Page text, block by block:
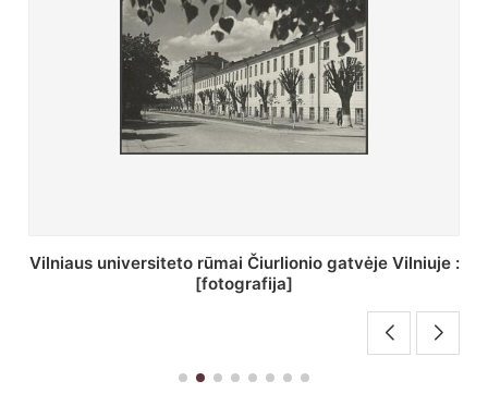
St. Batoro universiteto J. Pilsudskio kolegija :
[fotografija]